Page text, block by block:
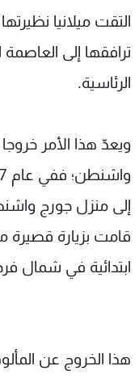
التقت ميلانيا
ترافقها إلى
الرئاسية.
ويعدّ هذا الأمر
قامت بزيارة قصيرة
ابتدائية في شمال